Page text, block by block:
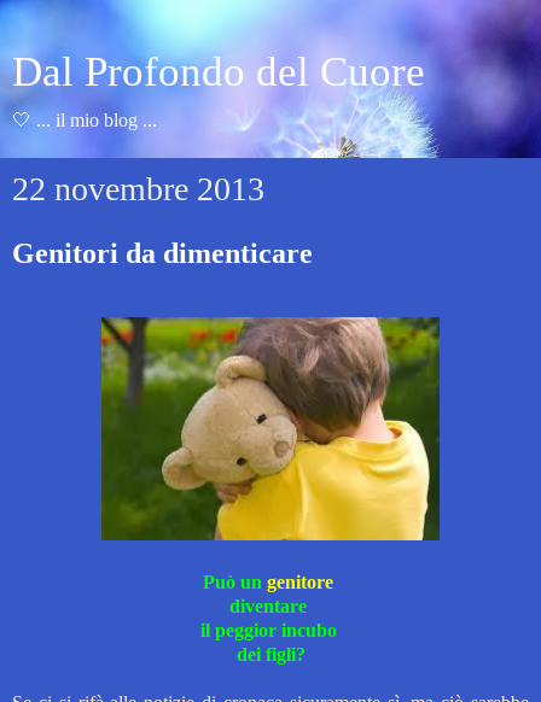
Dal Profondo del Cuore
🤍 ... il mio blog ...
22 novembre 2013
Genitori da dimenticare
Può un genitore
diventare
il peggior incubo
dei figli?